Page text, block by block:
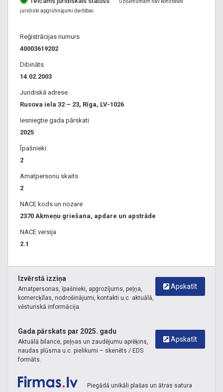
Uzņēmumam nav konstatēti
juridiski apgrūtinājumi darbībai.
Reģistrācijas numurs
40003619202
Dibināts
14.02.2003
Juridiskā adrese
Rusova iela 32 – 23, Rīga, LV-1026
Iesniegtie gada pārskati
2025
Īpašnieki
2
Amatpersonu skaits
2
NACE kods un nozare
2370 Akmeņu griešana, apdare un apstrāde
NACE versija
2.1
Apskatīt
Izvērstā izziņa
Amatpersonas, īpašnieki, apgrozījums, peļņa,
komercķīlas, nodrošinājumi, kontakti u.c. aktuālā,
vēsturiskā informācija.
Apskatīt
Gada pārskats par 2025. gadu
Aktuālā bilance, peļņas un zaudējumu aprēķins,
naudas plūsma u.c. pielikumi – skenēts / EDS
formāts.
Piegādā unikāli plašas un ātras satura